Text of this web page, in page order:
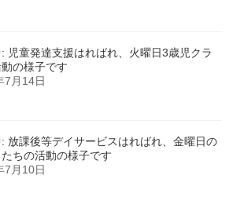
児童発達支援はればれ、火曜日3歳児クラ
の様子です
7月14日
放課後等デイサービスはればれ、金曜日の
ちの活動の様子です
7月10日